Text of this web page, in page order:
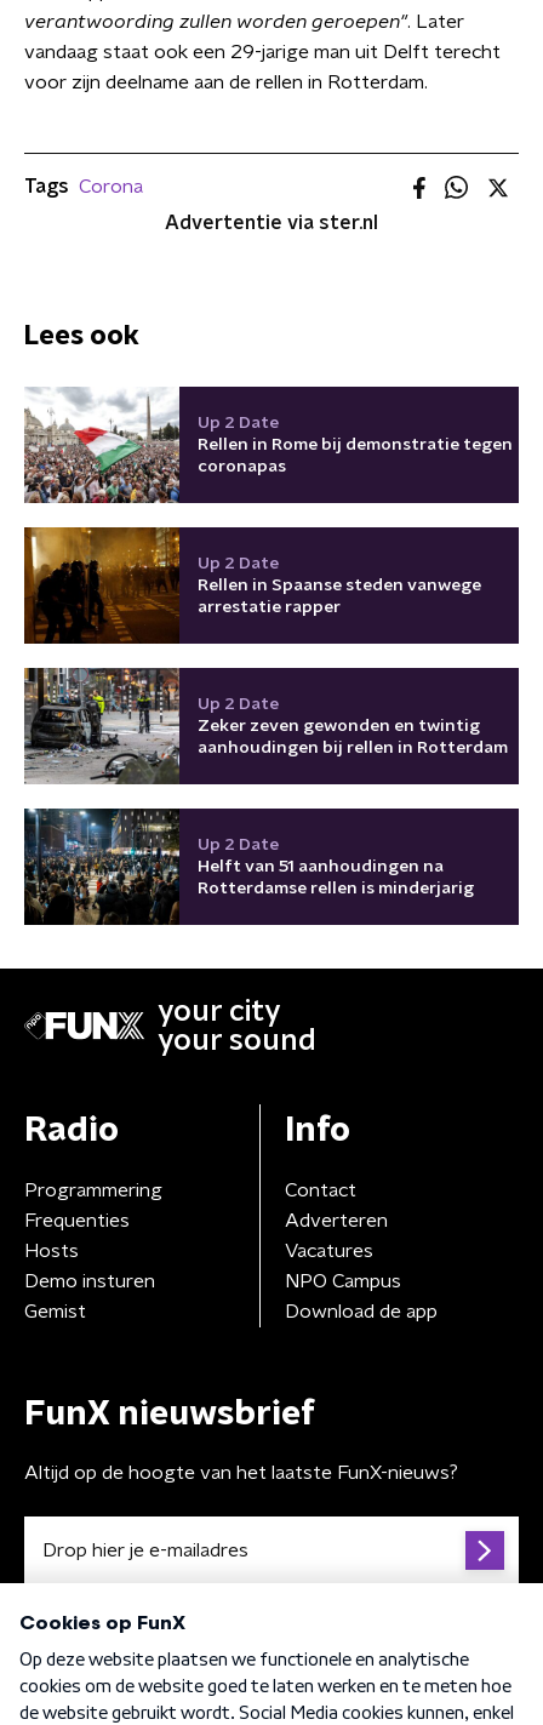
verantwoording zullen worden geroepen". Later
vandaag staat ook een 29-jarige man uit Delft terecht
voor zijn deelname aan de rellen in Rotterdam.
Tags Corona
Advertentie via ster.nl
Lees ook
Up 2 Date
Rellen in Rome bij demonstratie tegen
coronapas
Up 2 Date
Rellen in Spaanse steden vanwege
arrestatie rapper
Up 2 Date
Zeker zeven gewonden en twintig
aanhoudingen bij rellen in Rotterdam
Up 2 Date
Helft van 51 aanhoudingen na
Rotterdamse rellen is minderjarig
your city
your sound
Radio
Programmering
Frequenties
Hosts
Demo insturen
Gemist
Info
Contact
Adverteren
Vacatures
NPO Campus
Download de app
FunX nieuwsbrief
Altijd op de hoogte van het laatste FunX-nieuws?